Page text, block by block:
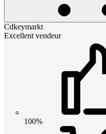
Cdkeymarkt
Excellent vendeur
100%